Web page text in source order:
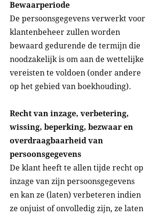
Bewaarperiode
De persoonsgegevens verwerkt voor
klantenbeheer zullen worden
bewaard gedurende de termijn die
noodzakelijk is om aan de wettelijke
vereisten te voldoen (onder andere
op het gebied van boekhouding).
Recht van inzage, verbetering,
wissing, beperking, bezwaar en
overdraagbaarheid van
persoonsgegevens
De klant heeft te allen tijde recht op
inzage van zijn persoonsgegevens
en kan ze (laten) verbeteren indien
ze onjuist of onvolledig zijn, ze laten